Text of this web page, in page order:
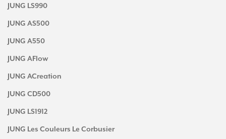
JUNG LS990
JUNG AS500
JUNG A550
JUNG AFlow
JUNG ACreation
JUNG CD500
JUNG LS1912
JUNG Les Couleurs Le Corbusier